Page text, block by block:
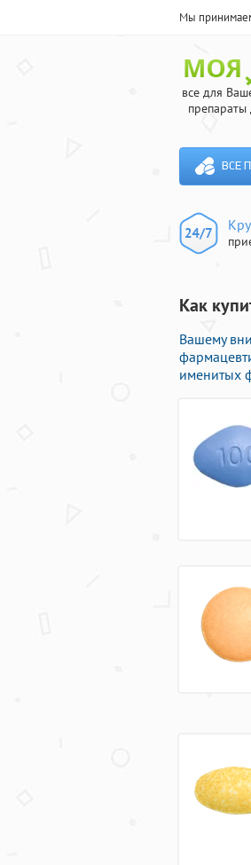
Мы
все для
ВСЕ
Как
Вашему
именитых